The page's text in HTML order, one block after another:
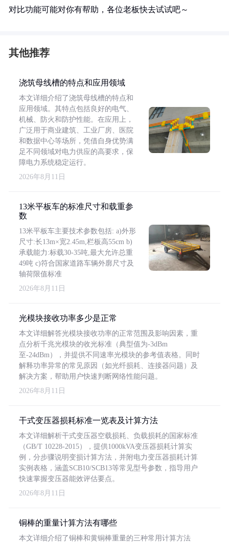
对比功能可能对你有帮助，各位老板快去试试吧～
其他推荐
浇筑母线槽的特点和应用领域
本文详细介绍了浇筑母线槽的特点和
应用领域。其特点包括良好的电气、
机械、防火和防护性能。在应用上，
广泛用于商业建筑、工业厂房、医院
和数据中心等场所，凭借自身优势满
足不同领域对电力供应的高要求，保
障电力系统稳定运行。
2026年8月11日
13米平板车的标准尺寸和载重参
数
13米平板车主要技术参数包括: a)外形
尺寸:长13m×宽2.45m,栏板高55cm b)
承载能力:标载30-35吨,最大允许总重
49吨 c)符合国家道路车辆外廓尺寸及
轴荷限值标准
2026年8月11日
光模块接收功率多少是正常
本文详细解答光模块接收功率的正常范围及影响因素，重
点分析千兆光模块的收光标准（典型值为-3dBm
至-24dBm），并提供不同速率光模块的参考值表格。同时
解释功率异常的常见原因（如光纤损耗、连接器问题）及
解决方案，帮助用户快速判断网络性能问题。
2026年8月11日
干式变压器损耗标准一览表及计算方法
本文详细解析干式变压器空载损耗、负载损耗的国家标准
（GB/T 10228-2015），提供1000kVA变压器损耗计算实
例，分步骤说明变损计算方法，并附电力变压器损耗计算
实例表格，涵盖SCB10/SCB13等常见型号参数，指导用户
快速掌握变压器能效评估要点。
2026年8月11日
铜棒的重量计算方法有哪些
本文详细介绍了铜棒和黄铜棒重量的三种常用计算方法